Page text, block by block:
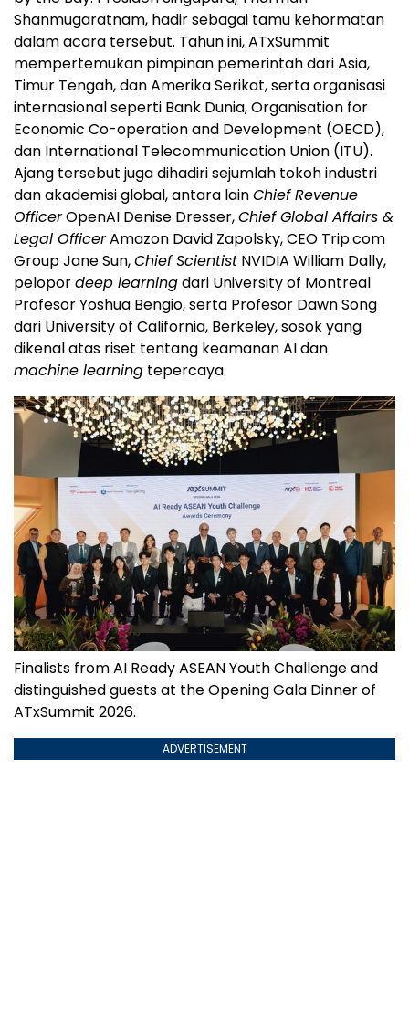
Shanmugaratnam, hadir sebagai tamu kehormatan
dalam acara tersebut. Tahun ini, ATxSummit
mempertemukan pimpinan pemerintah dari Asia,
Timur Tengah, dan Amerika Serikat, serta organisasi
internasional seperti Bank Dunia, Organisation for
Economic Co-operation and Development (OECD),
dan International Telecommunication Union (ITU).
Ajang tersebut juga dihadiri sejumlah tokoh industri
dan akademisi global, antara lainChief Revenue
OfficerOpenAI Denise Dresser,Chief Global Affairs &
Legal OfficerAmazon David Zapolsky, CEO Trip.com
Group Jane Sun,Chief Scientist NVIDIA William Dally,
pelopordeep learningdari University of Montreal
Profesor Yoshua Bengio, serta Profesor Dawn Song
dari University of California, Berkeley, sosok yang
dikenal atas riset tentang keamanan AI dan
machine learning tepercaya.
Finalists from AI Ready ASEAN Youth Challenge and
distinguished guests at the Opening Gala Dinner of
ATxSummit 2026.
ADVERTISEMENT